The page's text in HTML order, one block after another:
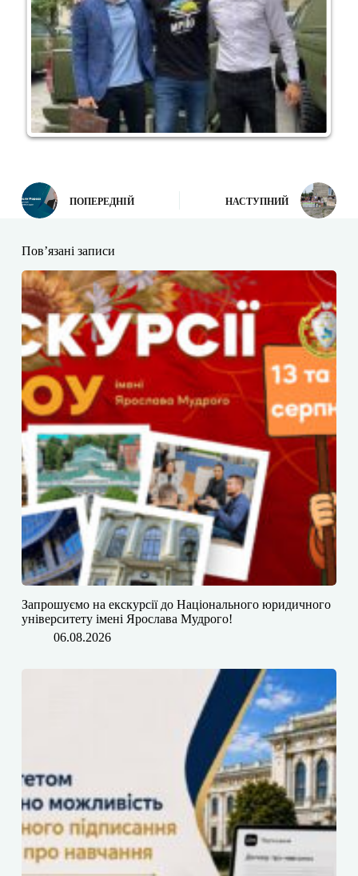
ПОПЕРЕДНІЙ НАСТУПНИЙ
Пов’язані записи
​​Запрошуємо на екскурсії до Національного юридичного
університету імені Ярослава Мудрого!
06.08.2026